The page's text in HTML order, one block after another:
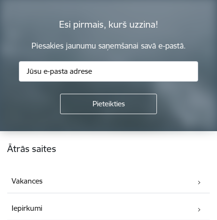
Esi pirmais, kurš uzzina!
Piesakies jaunumu saņemšanai savā e-pastā.
Kājene
Ātrās saites
Vakances
Iepirkumi